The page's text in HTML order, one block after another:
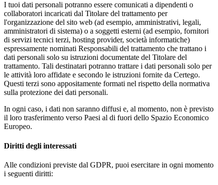
I tuoi dati personali potranno essere comunicati a dipendenti o
collaboratori incaricati dal Titolare del trattamento per
l'organizzazione del sito web (ad esempio, amministrativi, legali,
amministratori di sistema) o a soggetti esterni (ad esempio, fornitori
di servizi tecnici terzi, hosting provider, società informatiche)
espressamente nominati Responsabili del trattamento che trattano i
dati personali solo su istruzioni documentate del Titolare del
trattamento. Tali destinatari potranno trattare i dati personali solo per
le attività loro affidate e secondo le istruzioni fornite da Certego.
Questi terzi sono appositamente formati nel rispetto della normativa
sulla protezione dei dati personali.
In ogni caso, i dati non saranno diffusi e, al momento, non è previsto
il loro trasferimento verso Paesi al di fuori dello Spazio Economico
Europeo.
Diritti degli interessati
Alle condizioni previste dal GDPR, puoi esercitare in ogni momento
i seguenti diritti: